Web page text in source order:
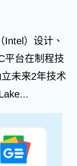
）设计、
平台在制程技
未来2年技术